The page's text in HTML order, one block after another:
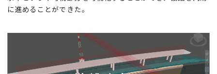
に進めることができた。